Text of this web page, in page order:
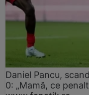
Daniel Pancu,
0: „Mamă, ce